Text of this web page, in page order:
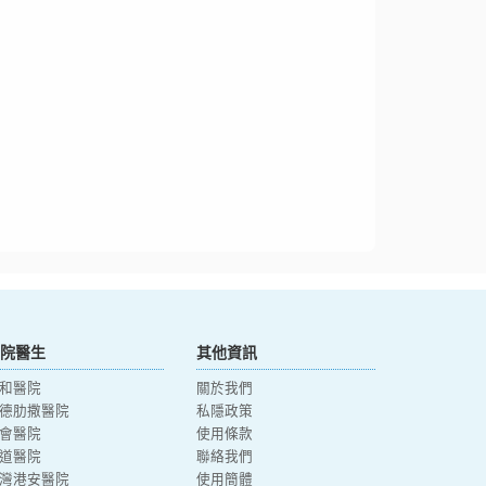
醫生
醫院
肋撒醫院
醫院
醫院
港安醫院
其他資訊
關於我們
私隱政策
使用條款
聯絡我們
使用簡體